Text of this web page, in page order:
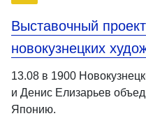
Выставочный
новокузнецких
13.08 в 1900
и Денис Елизарьев
Японию.